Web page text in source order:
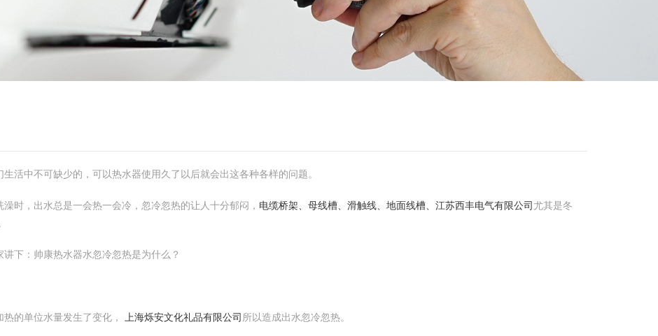
活中不可缺少的，可以热水器使用久了以后就会出这各种各样的问题。
时，出水总是一会热一会冷，忽冷忽热的让人十分郁闷， 电缆桥架、母线槽、滑触线、地面线槽、江苏西丰电气有限公司 尤其是冬
下：帅康热水器水忽冷忽热是为什么？
的单位水量发生了变化， 上海烁安文化礼品有限公司 所以造成出水忽冷忽热。